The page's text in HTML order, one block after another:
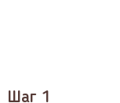
Шаг 1